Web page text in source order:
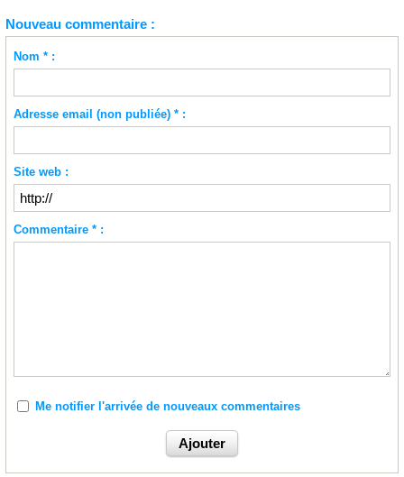
Nouveau commentaire :
Nom * :
Adresse email (non publiée) * :
Site web :
Commentaire * :
Me notifier l'arrivée de nouveaux commentaires